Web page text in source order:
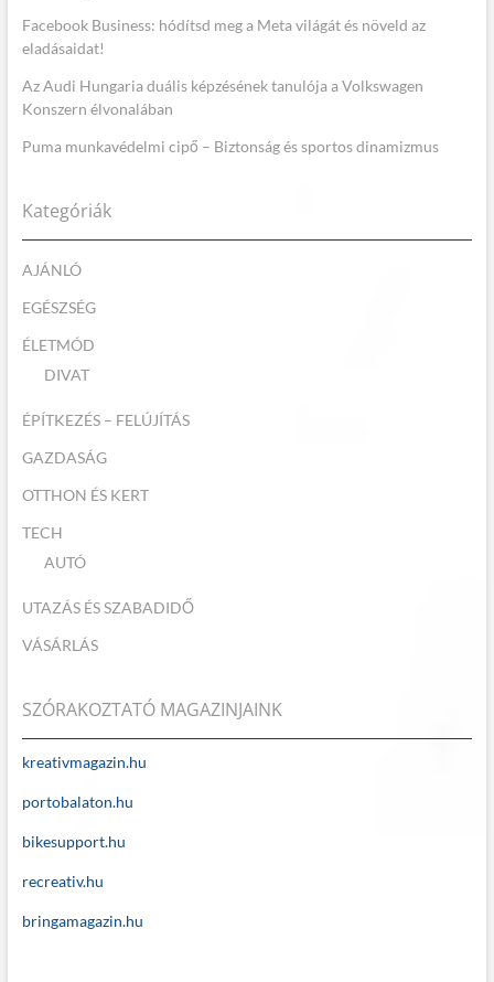
Facebook Business: hódítsd meg a Meta világát és növeld az
eladásaidat!
Az Audi Hungaria duális képzésének tanulója a Volkswagen
Konszern élvonalában
Puma munkavédelmi cipő – Biztonság és sportos dinamizmus
Kategóriák
AJÁNLÓ
EGÉSZSÉG
ÉLETMÓD
DIVAT
ÉPÍTKEZÉS – FELÚJÍTÁS
GAZDASÁG
OTTHON ÉS KERT
TECH
AUTÓ
UTAZÁS ÉS SZABADIDŐ
VÁSÁRLÁS
SZÓRAKOZTATÓ MAGAZINJAINK
kreativmagazin.hu
portobalaton.hu
bikesupport.hu
recreativ.hu
bringamagazin.hu